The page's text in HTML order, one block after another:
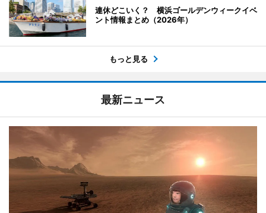
連休どこいく？ 横浜ゴールデンウィークイベ
ント情報まとめ（2026年）
もっと見る
最新ニュース